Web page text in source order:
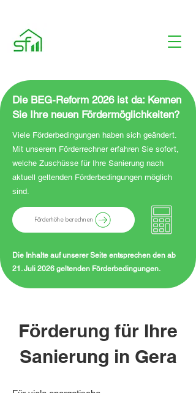
Die BEG-Reform 2026 ist da: Kennen
Sie Ihre neuen Fördermöglichkeiten?
Viele Förderbedingungen haben sich geändert.
Mit unserem Förderrechner erfahren Sie sofort,
welche Zuschüsse für Ihre Sanierung nach
aktuell geltenden Förderbedingungen möglich
sind.
Förderhöhe berechnen
Die Inhalte auf unserer Seite entsprechen den ab
21. Juli 2026 geltenden Förderbedingungen.
Förderung für Ihre
Sanierung in Gera